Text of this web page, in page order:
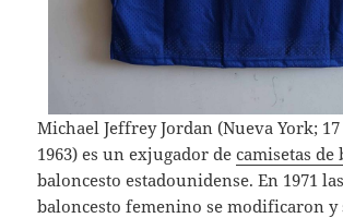
Michael Jeffrey Jordan (Nueva York;
1963) es un exjugador decamisetas de
baloncesto estadounidense. En 1971
baloncesto femenino se modificaron y